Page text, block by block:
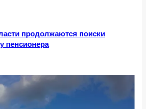
продолжаются поиски
пенсионера